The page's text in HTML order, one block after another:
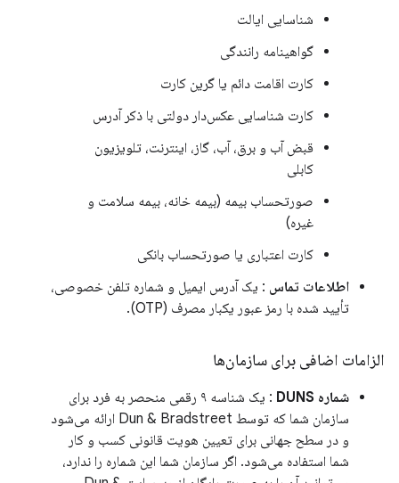
شناسایی ایالت
گواهینامه رانندگی
کارت اقامت دائم یا گرین کارت
کارت شناسایی عکس‌دار دولتی با ذکر آدرس
قبض آب و برق، آب، گاز، اینترنت، تلویزیون
کابلی
صورتحساب بیمه (بیمه خانه، بیمه سلامت و
غیره)
کارت اعتباری یا صورتحساب بانکی
اطلاعات تماس : یک آدرس ایمیل و شماره تلفن خصوصی،
تأیید شده با رمز عبور یکبار مصرف (OTP).
الزامات اضافی برای سازمان‌ها
شماره DUNS
: یک شناسه ۹ رقمی منحصر به فرد برای
سازمان شما که توسط Dun & Bradstreet ارائه می‌شود
و در سطح جهانی برای تعیین هویت قانونی کسب و کار
شما استفاده می‌شود. اگر سازمان شما این شماره را ندارد،